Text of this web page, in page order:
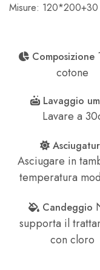
Misure:
Composizione
cotone
Lavaggio
Lavare a
Asciugare in
temperatura
Candeggio
supporta il
con cloro